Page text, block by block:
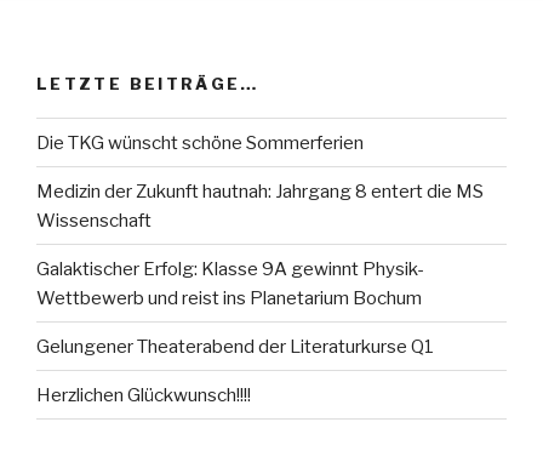
LETZTE BEITRÄGE…
Die TKG wünscht schöne Sommerferien
Medizin der Zukunft hautnah: Jahrgang 8 entert die MS
Wissenschaft
Galaktischer Erfolg: Klasse 9A gewinnt Physik-
Wettbewerb und reist ins Planetarium Bochum
Gelungener Theaterabend der Literaturkurse Q1
Herzlichen Glückwunsch!!!!